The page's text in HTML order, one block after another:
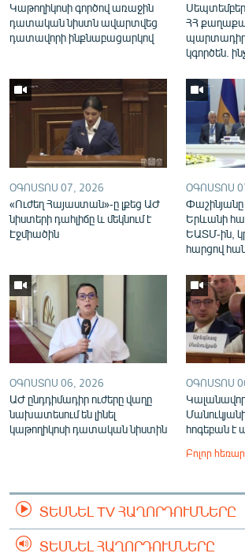
«Ազատության» բոլոր կայքերը
Կաթողիկոսի գործով առաջին
դատական նիստն ավարտվեց
դատավորի ինքնաբացարկով
ՀՀ
կգործեն.
ՕԳՈՍՏՈՍ 07, 2026
«Ուժեղ Հայաստան»-ը լքեց ԱԺ
նիստերի դահլիճը և մեկնում է
Էջմիածին
ՕԳՈՍՏՈՍ
Երևանի
ԵԱՏՄ-ին,
հարցով
ՕԳՈՍՏՈՍ 06, 2026
ԱԺ ընդդիմադիր ուժերը վաղը
նախատեսում են լինել
կաթողիկոսի դատական նիստին
ՕԳՈՍՏՈՍ
հոգեբան է
Բոլոր
ՏԵՍՆԵԼ TV ՀԱՂՈՐԴՈՒՄՆԵՐԸ
ՏԵՍՆԵԼ ՀԱՂՈՐԴՈՒՄՆԵՐԸ